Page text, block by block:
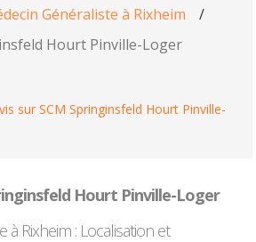
Généraliste à Rixheim
/
Hourt Pinville-Loger
sur SCM Springinsfeld Hourt Pinville-
Hourt Pinville-Loger
à Rixheim : Localisation et